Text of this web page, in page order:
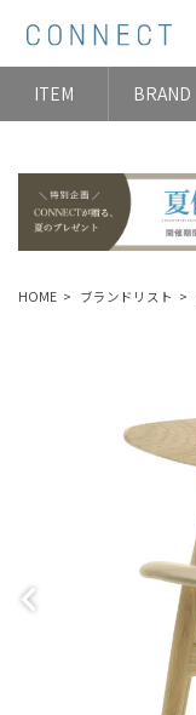
ITEM BRAND
HOME ブランドリスト